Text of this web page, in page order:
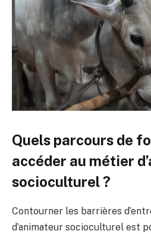
Quels parcours de
accéder au métier
socioculturel ?
Contourner les barrières
d’animateur socioculturel est